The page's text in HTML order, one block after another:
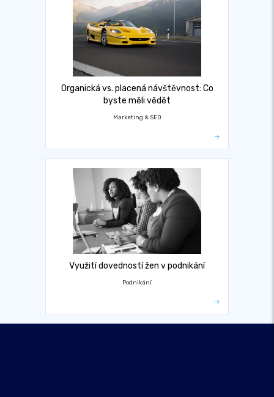
Organická vs. placená návštěvnost: Co
byste měli vědět
Marketing & SEO
Využití dovedností žen v podnikání
Podnikání